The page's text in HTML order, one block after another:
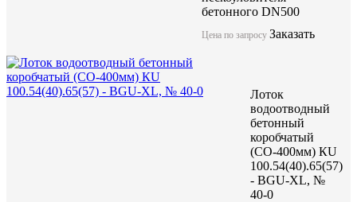
Лоток водоотводный
коробчатый (СО-300мм), КП
100.44(30).31(24) - BGF-XL
бетонного DN500
Цена по запросуЗаказать
Лоток
водоотводный
бетонный
коробчатый
(СО-400мм) КU
100.54(40).65(57)
- BGU-XL, №
40-0